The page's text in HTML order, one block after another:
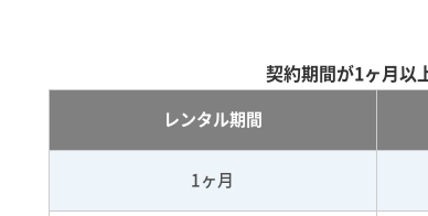
契約期間が1ヶ月以
レンタル期間
1ヶ月